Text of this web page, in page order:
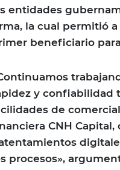
entidades
la cual permitió
beneficiario
y confiabilidad
de
CNH
procesos»,